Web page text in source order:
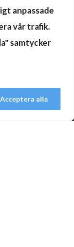
anpassade
vår trafik.
samtycker
Acceptera alla
oss